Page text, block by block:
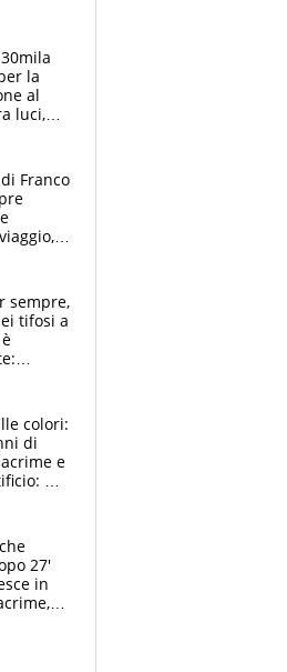
la
al
luci,
Franco
tifosi
sempre,
tifosi a
colori:
di
e
De
27'
in